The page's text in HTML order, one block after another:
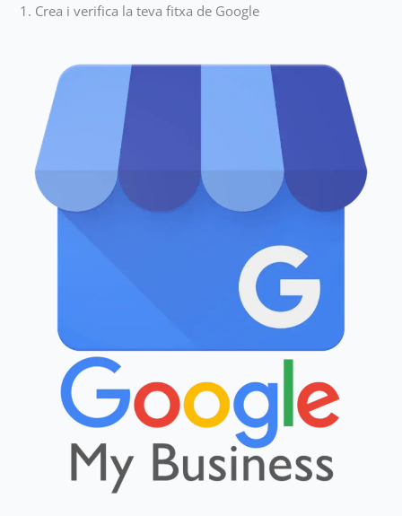
1. Crea i verifica la teva fitxa de Google